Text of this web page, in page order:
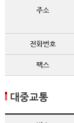
주소
전화번호
팩스
대중교통